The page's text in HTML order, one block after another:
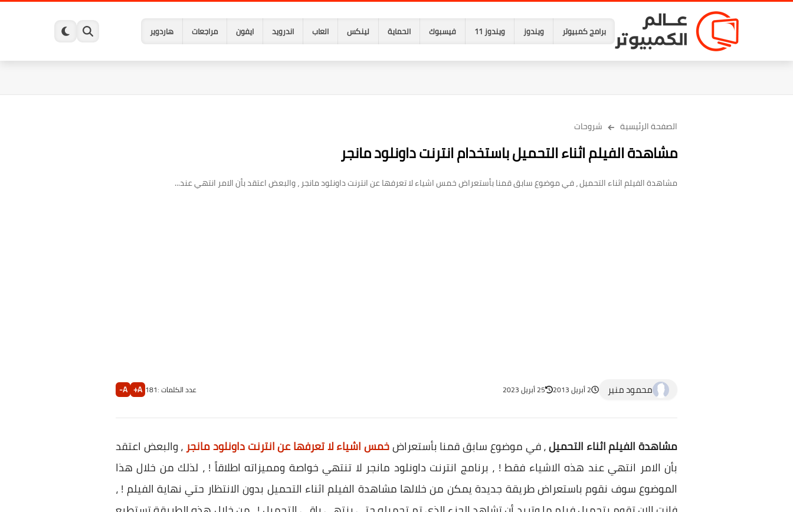
برامج كمبيوتر ويندوز ويندوز 11 فيسبوك الحماية لينكس العاب اندرويد ايفون مراجعات هاردوير
الصفحة الرئيسية شروحات
مشاهدة الفيلم اثناء التحميل باستخدام انترنت داونلود مانجر
مشاهدة الفيلم اثناء التحميل ، في موضوع سابق قمنا بأستعراض خمس اشياء لا تعرفها عن انترنت داونلود مانجر ، والبعض اعتقد بأن الامر انتهي عند...
محمود منير 2 أبريل 2013 25 أبريل 2023 عدد الكلمات :181
A+
A-
مشاهدة الفيلم اثناء التحميل، في موضوع سابق قمنا بأستعراضخمس اشياء لا تعرفها عن انترنت داونلود مانجر، والبعض اعتقد
بأن الامر انتهي عند هذه الاشياء فقط ! ، برنامج انترنت داونلود مانجر لا تنتهي خواصة ومميزاته اطلاقاً ! ، لذلك من خلال هذا
الموضوع سوف نقوم باستعراض طريقة جديدة يمكن من خلالها مشاهدة الفيلم اثناء التحميل بدون الانتظار حتي نهاية الفيلم ! ،